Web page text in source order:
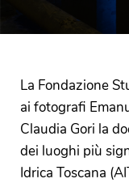
La Fondazione
ai fotografi
Claudia Gori la
dei luoghi più
Idrica Toscana